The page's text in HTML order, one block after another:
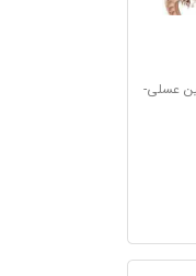
عسلی-